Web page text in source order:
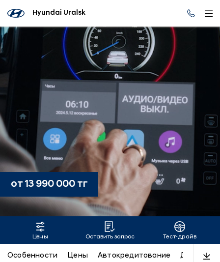
Hyundai Uralsk
CUSTIN
от 13 990 000 тг
Цены Оставить запрос Тест-драйв
Особенности Цены Автокредитование Дизайн